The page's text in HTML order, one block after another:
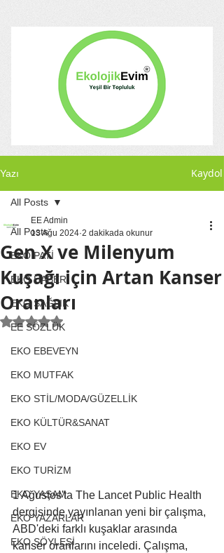
Yazı Kaydol
All Posts
EKO PATİ
EKO HABER
EKO SAĞLIK
EE SÖZLÜK
EKO EBEVEYN
EKO MUTFAK
EKO STİL/MODA/GÜZELLİK
EKO KÜLTÜR&SANAT
EKO EV
EKO TURİZM
EKO YAŞAM
EKO YAZARLAR
EKO SÖYLEŞİ
All Posts
Gen X ve Milenyum
Kuşağı için Artan Kanser
Oranları
EE Admin
13 Ağu 2024 2 dakikada okunur
5 üzerinden NaN yıldız
1 Ağustos'ta The Lancet Public Health
dergisinde yayınlanan yeni bir çalışma,
ABD'deki farklı kuşaklar arasında
kanser oranlarını inceledi. Çalışma,